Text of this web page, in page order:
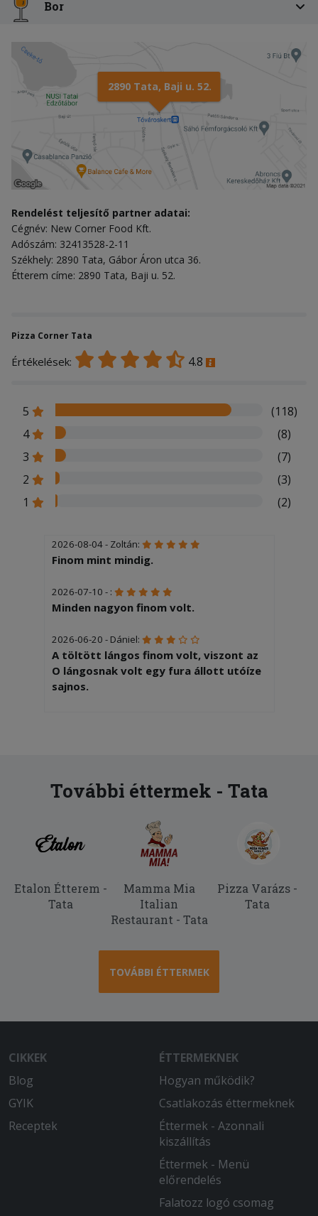
Bor
2890 Tata, Baji u. 52.
Rendelést teljesítő partner adatai:
Cégnév: New Corner Food Kft.
Adószám: 32413528-2-11
Székhely: 2890 Tata, Gábor Áron utca 36.
Étterem címe: 2890 Tata, Baji u. 52.
Pizza Corner Tata
Értékelések: 4.8
5
(118)
4
(8)
3
(7)
2
(3)
1
(2)
2026-08-04 - Zoltán:
Finom mint mindig.
2026-07-10 - :
Minden nagyon finom volt.
2026-06-20 - Dániel:
A töltött lángos finom volt, viszont az
O lángosnak volt egy fura állott utóíze
sajnos.
A görög pizzán voltak nyersebb csirkés
falatok, jó lett volna ha jobban átsütik.
Nagyon finom minden, csak egy feltét
le maradt a pizzáról
2026-03-18 - Emília:
5 mint mindíg
futár nagyon rendes volt
Gyors kiszállítás volt (60 perc a várható
90 helyett). a pizza a megszokott
2025-12-12 - Tiborné:
lehetőségekhez képest gyors a
További éttermek - Tata
Etalon Étterem -
Tata
Mamma Mia
Italian
Restaurant - Tata
Pizza Varázs -
Tata
TOVÁBBI ÉTTERMEK
CIKKEK
Blog
GYIK
Receptek
ÉTTERMEKNEK
Hogyan működik?
Csatlakozás éttermeknek
Éttermek - Azonnali
kiszállítás
Éttermek - Menü
előrendelés
Falatozz logó csomag